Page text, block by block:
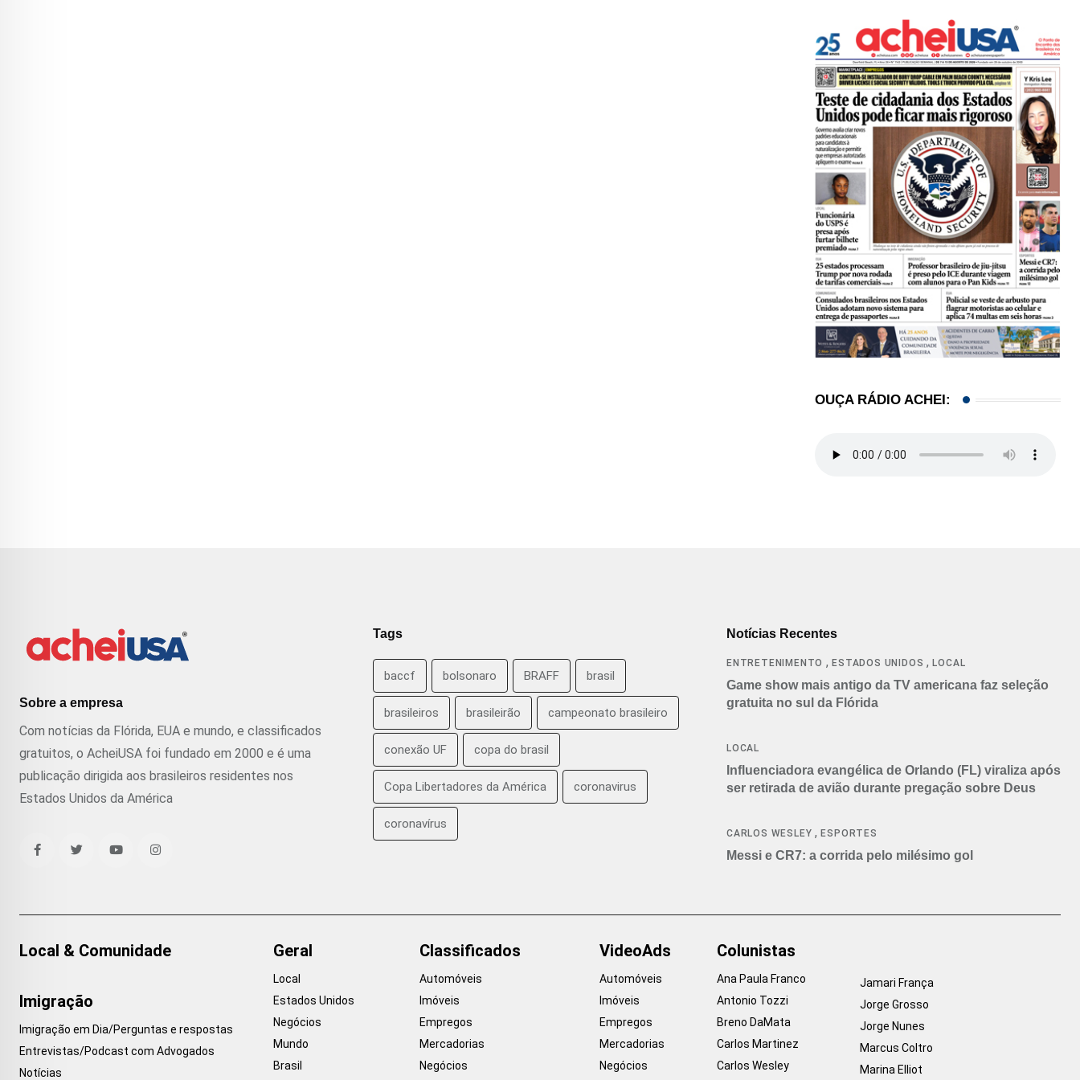
OUÇA RÁDIO ACHEI:
Sobre a empresa
Com notícias da Flórida, EUA e mundo, e classificados
gratuitos, o AcheiUSA foi fundado em 2000 e é uma
publicação dirigida aos brasileiros residentes nos
Estados Unidos da América
Tags
baccf bolsonaro BRAFF brasil
brasileiros brasileirão campeonato brasileiro
conexão UF copa do brasil
Copa Libertadores da América coronavirus
coronavírus
Notícias Recentes
ENTRETENIMENTO ,ESTADOS UNIDOS ,LOCAL
Game show mais antigo da TV americana faz seleção
gratuita no sul da Flórida
LOCAL
Influenciadora evangélica de Orlando (FL) viraliza após
ser retirada de avião durante pregação sobre Deus
CARLOS WESLEY ,ESPORTES
Messi e CR7: a corrida pelo milésimo gol
Local & Comunidade
Imigração
Imigração em Dia/Perguntas e respostas
Entrevistas/Podcast com Advogados
Notícias
Geral
Local
Estados Unidos
Negócios
Mundo
Brasil
Classificados
Automóveis
Imóveis
Empregos
Mercadorias
Negócios
VideoAds
Automóveis
Imóveis
Empregos
Mercadorias
Negócios
Colunistas
Ana Paula Franco
Antonio Tozzi
Breno DaMata
Carlos Martinez
Carlos Wesley
Jamari França
Jorge Grosso
Jorge Nunes
Marcus Coltro
Marina Elliot